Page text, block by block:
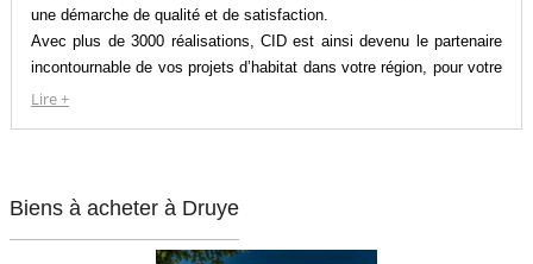
une démarche de qualité et de satisfaction.
Avec plus de 3000 réalisations, CID est ainsi devenu le partenaire
incontournable de vos projets d’habitat dans votre région, pour votre
bien être ou votre investissement locatif.
De l’idée initiale à la remise des clés, nous vous accompagnons
sereinement pour donner vie à vos projets.
Lire +
Biens à acheter à Druye